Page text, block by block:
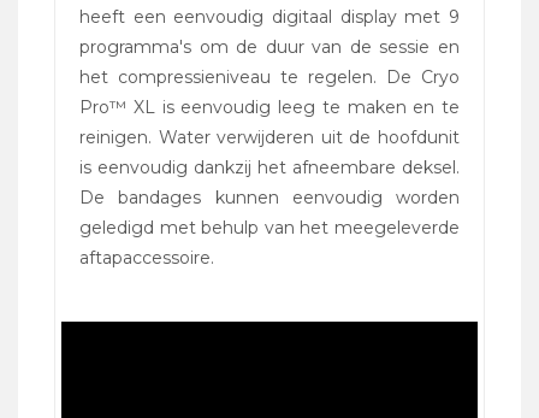
heeft een eenvoudig digitaal display met 9
programma's om de duur van de sessie en
het compressieniveau te regelen. De Cryo
Pro™ XL is eenvoudig leeg te maken en te
reinigen. Water verwijderen uit de hoofdunit
is eenvoudig dankzij het afneembare deksel.
De bandages kunnen eenvoudig worden
geledigd met behulp van het meegeleverde
aftapaccessoire.